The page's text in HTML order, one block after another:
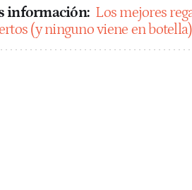
información: Los mejores
(y ninguno viene en